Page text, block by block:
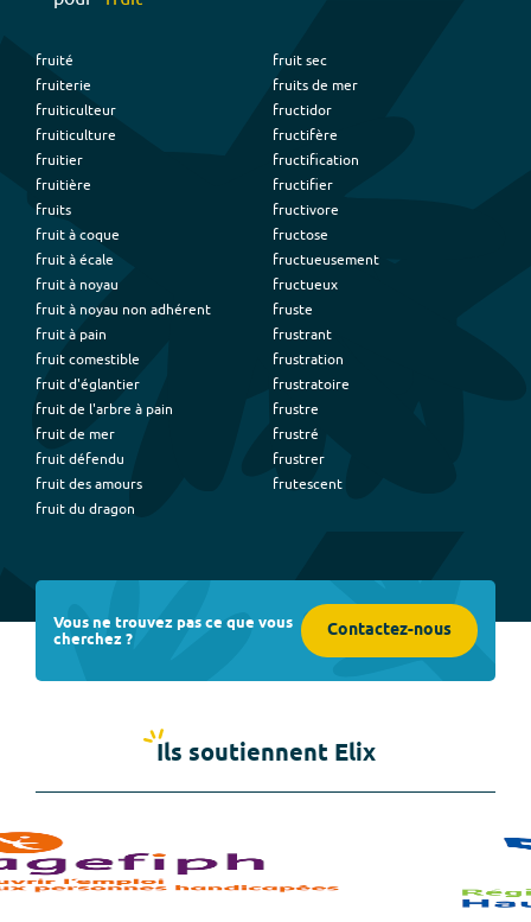
fruité
fruiterie
fruiticulteur
fruiticulture
fruitier
fruitière
fruits
fruit à coque
fruit à écale
fruit à noyau
fruit à noyau non adhérent
fruit à pain
fruit comestible
fruit d'églantier
fruit de l'arbre à pain
fruit de mer
fruit défendu
fruit des amours
fruit du dragon
fruit sec
fruits de mer
fructidor
fructifère
fructification
fructifier
fructivore
fructose
fructueusement
fructueux
fruste
frustrant
frustration
frustratoire
frustre
frustré
frustrer
frutescent
Vous ne trouvez pas ce que vous
cherchez ? Contactez-nous
Ils soutiennent Elix